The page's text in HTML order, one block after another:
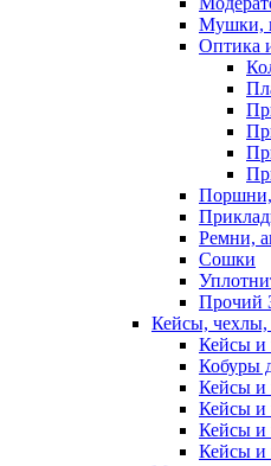
Мушки,
Оптика
Поршни,
Ремни,
Сошки
Прочий
Кейсы, чехлы,
Кейсы и
Кобуры
Кейсы и
Кейсы и
Кейсы и
Кейсы и